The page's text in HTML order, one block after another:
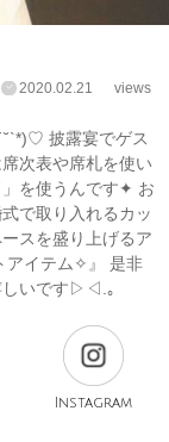
2020.02.21 views
披露宴でゲス
次表や席札を使い
を使うんです✦ お
で取り入れるカッ
スを盛り上げるア
アイテム✧』 是非
しいです▷◁.｡
Instagram